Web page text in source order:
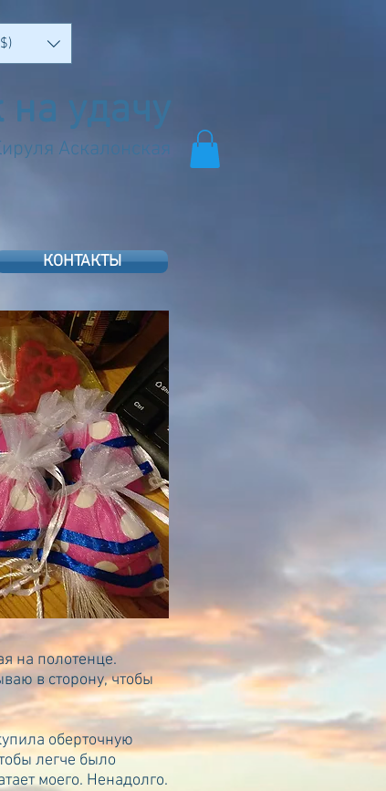
удачу
Аскалонская
КОНТАКТЫ
на полотенце.
в сторону, чтобы
оберточную
легче было
моего. Ненадолго.